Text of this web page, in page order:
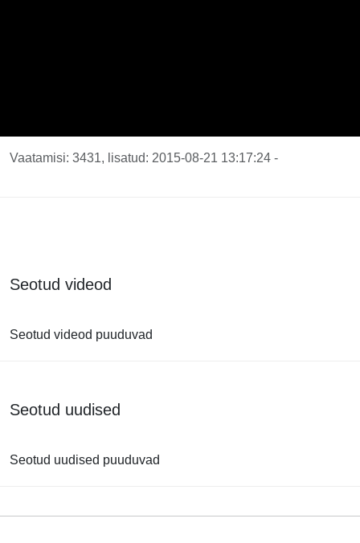
Vaatamisi: 3431, lisatud: 2015-08-21 13:17:24 -
Seotud videod
Seotud videod puuduvad
Seotud uudised
Seotud uudised puuduvad